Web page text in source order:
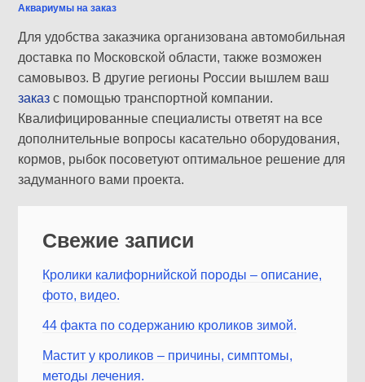
Аквариумы на заказ
Для удобства заказчика организована автомобильная
доставка по Московской области, также возможен
самовывоз. В другие регионы России вышлем ваш
заказ с помощью транспортной компании.
Квалифицированные специалисты ответят на все
дополнительные вопросы касательно оборудования,
кормов, рыбок посоветуют оптимальное решение для
задуманного вами проекта.
Свежие записи
Кролики калифорнийской породы – описание,
фото, видео.
44 факта по содержанию кроликов зимой.
Мастит у кроликов – причины, симптомы,
методы лечения.